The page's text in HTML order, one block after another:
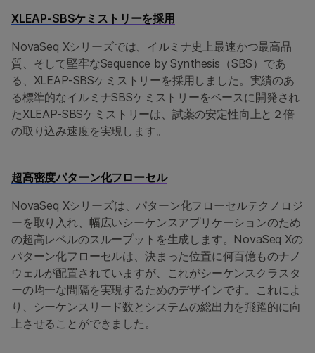
XLEAP-SBSケミストリーを採用
NovaSeq Xシリーズでは、イルミナ史上最速かつ最高品
質、そして堅牢なSequence by Synthesis（SBS）であ
る、XLEAP-SBSケミストリーを採用しました。実績のあ
る標準的なイルミナSBSケミストリーをベースに開発され
たXLEAP-SBSケミストリーは、試薬の安定性向上と２倍
の取り込み速度を実現します。
超高密度パターン化フローセル
NovaSeq Xシリーズは、パターン化フローセルテクノロジ
ーを取り入れ、幅広いシーケンスアプリケーションのため
の超高レベルのスループットを生成します。NovaSeq Xの
パターン化フローセルは、決まった位置に何百億ものナノ
ウェルが配置されていますが、これがシーケンスクラスタ
ーの均一な間隔を実現するためのデザインです。これによ
り、シーケンスリード数とシステムの総出力を飛躍的に向
上させることができました。